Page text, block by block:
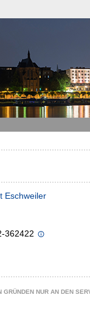
Eschweiler
362422
NUR AN DEN